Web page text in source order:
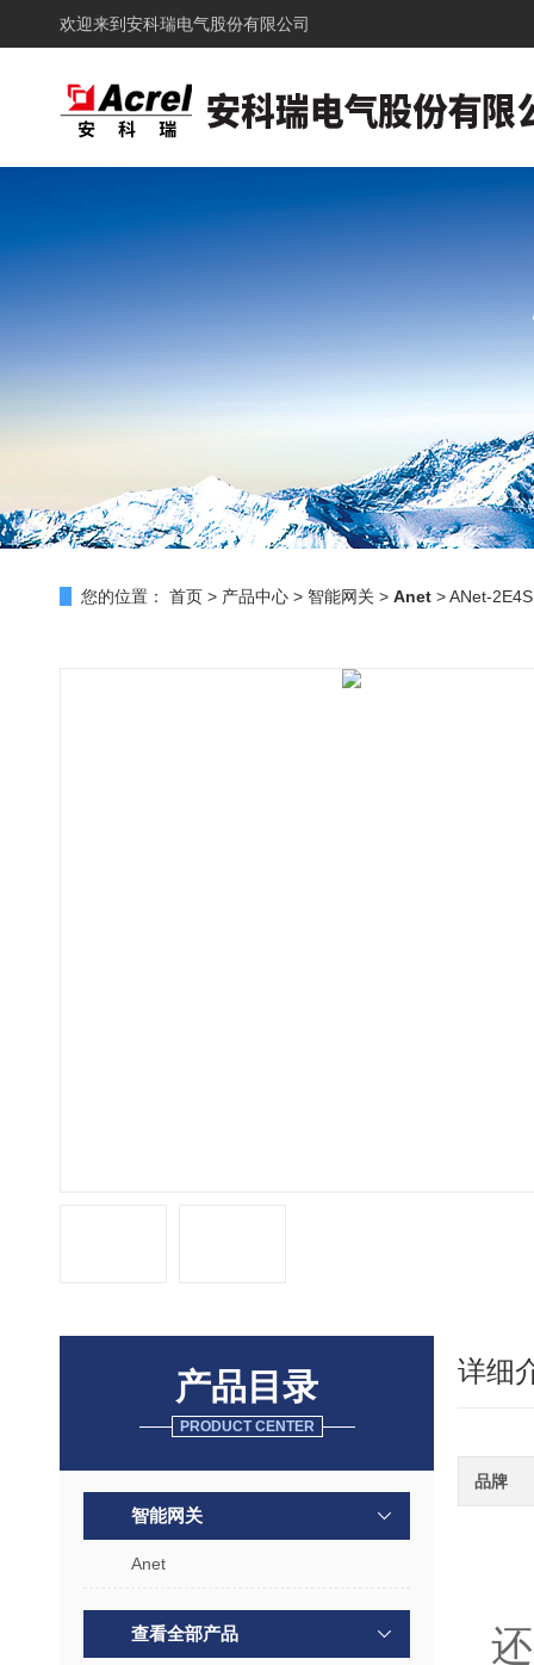
欢迎来到 安科瑞电气股份有限公司
您的位置： 首页 > 产品中心 > 智能网关 > Anet > ANet-
产品目录
PRODUCT CENTER
智能网关
Anet
查看全部产品
详细
品牌